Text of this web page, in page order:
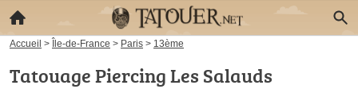
Accueil > Île-de-France > Paris > 13ème
Tatouage Piercing Les Salauds